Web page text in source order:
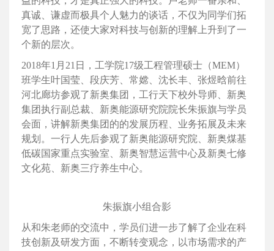
真诚、谦虚而极具个人魅力的谈话，不仅为同学们拓
宽了思路，还使大家对科技与创新的理解上升到了一
个新的层次。
2018年1月21日，工学院17级工程管理硕士（MEM）
班学生叶国莹、段庆芳、常嫦、沈长丰、张煜晗前往
河北廊坊参观了新奥集团，工行天下校外导师、新奥
集团执行副总裁、新奥能源研究院院长朱振旗与学员
会面，讲解新奥集团的的发展历程、业务拓展及未来
规划。一行人先后参观了新奥能源研究院、新奥煤基
低碳国家重点实验室、新奥智慧运营中心及新奥七修
文化苑、新奥三疗养生中心。
朱振旗小组合影
从和朱老师的交流中，学员们进一步了解了企业在科
技创新及研发方面，不断转变观念，以市场需求的产